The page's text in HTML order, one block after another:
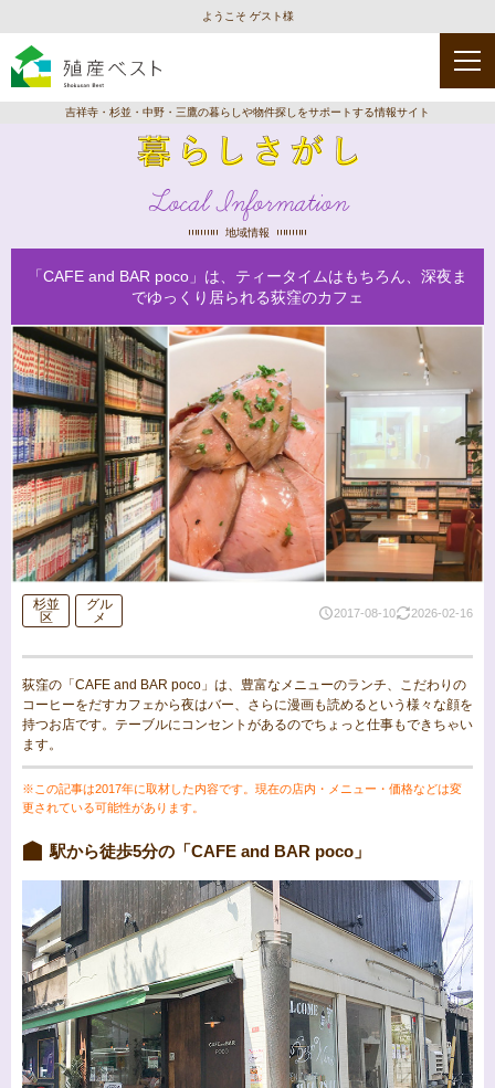
ようこそ ゲスト様
吉祥寺・杉並・中野・三鷹の暮らしや物件探しをサポートする情報サイト
Local Information
地域情報
「CAFE and BAR poco」は、ティータイムはもちろん、深夜ま
でゆっくり居られる荻窪のカフェ
杉並
区
グル
メ
2017-08-10 2026-02-16
荻窪の「CAFE and BAR poco」は、豊富なメニューのランチ、こだわりの
コーヒーをだすカフェから夜はバー、さらに漫画も読めるという様々な顔を
持つお店です。テーブルにコンセントがあるのでちょっと仕事もできちゃい
ます。
※この記事は2017年に取材した内容です。現在の店内・メニュー・価格などは変
更されている可能性があります。
駅から徒歩5分の「CAFE and BAR poco」